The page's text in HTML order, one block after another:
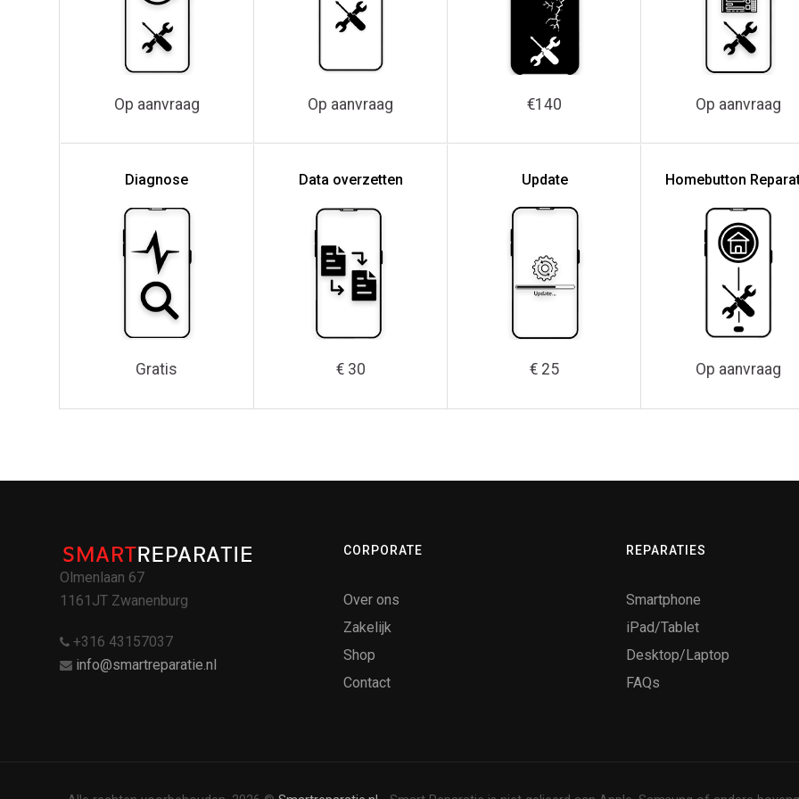
Op aanvraag Op aanvraag €140 Op aanvraag
Diagnose
Gratis
Data overzetten
€ 30
Update
€ 25
Homebutton
Op aanvraag
Olmenlaan 67
1161JT Zwanenburg
+316 43157037
info@smartreparatie.nl
CORPORATE
Over ons
Zakelijk
Shop
Contact
REPARATIES
Smartphone
iPad/Tablet
Desktop/Laptop
FAQs